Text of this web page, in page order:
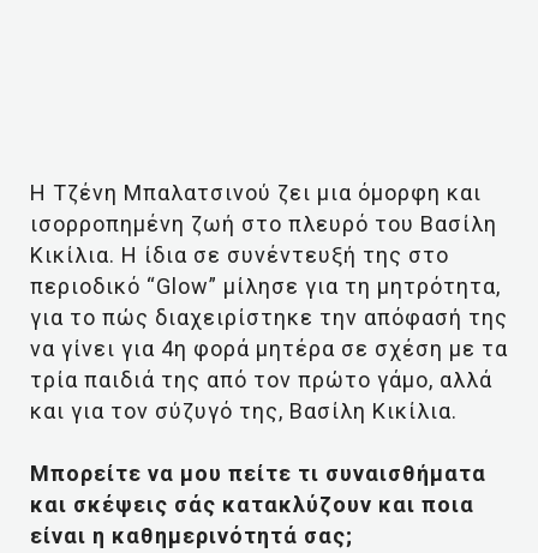
H Τζένη Μπαλατσινού ζει μια όμορφη και
ισορροπημένη ζωή στο πλευρό του Βασίλη
Κικίλια. Η ίδια σε συνέντευξή της στο
περιοδικό “Glow” μίλησε για τη μητρότητα,
για το πώς διαχειρίστηκε την απόφασή της
να γίνει για 4η φορά μητέρα σε σχέση με τα
τρία παιδιά της από τον πρώτο γάμο, αλλά
και για τον σύζυγό της, Βασίλη Κικίλια.
Μπορείτε να μου πείτε τι συναισθήματα
και σκέψεις σάς κατακλύζουν και ποια
είναι η καθημερινότητά σας;